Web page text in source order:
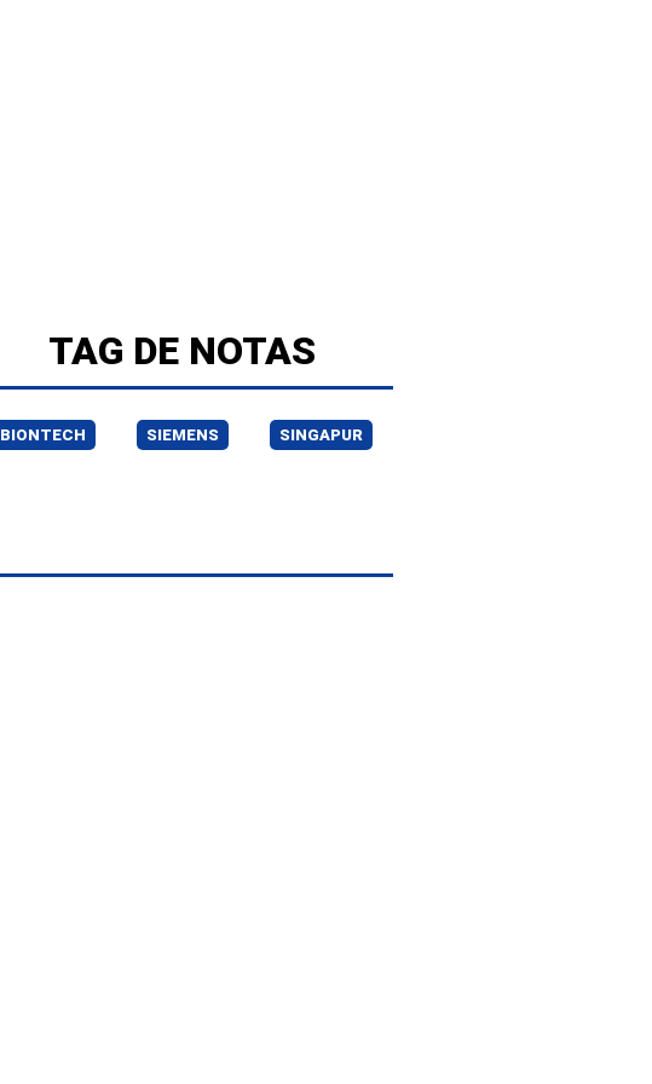
TAG DE NOTAS
BIONTECH SIEMENS SINGAPUR